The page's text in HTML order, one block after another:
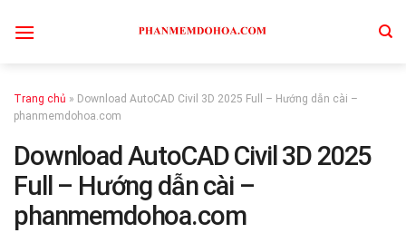
Trang chủ » Download AutoCAD Civil 3D 2025 Full – Hướng dẫn cài –
phanmemdohoa.com
Download AutoCAD Civil 3D 2025
Full – Hướng dẫn cài –
phanmemdohoa.com